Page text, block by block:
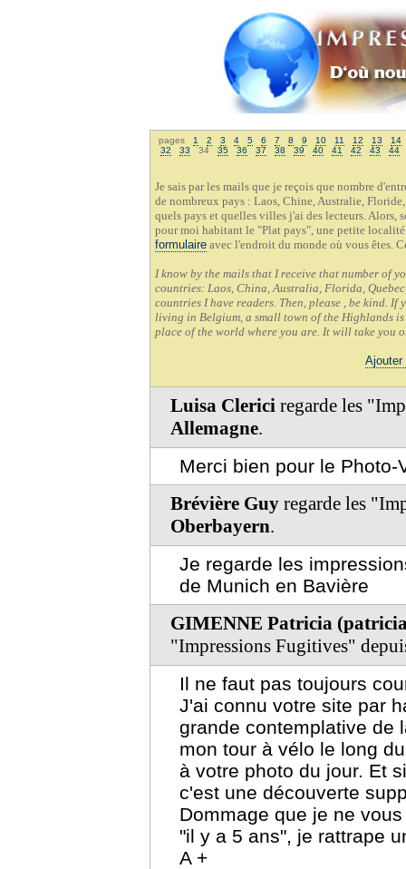
pages 1 2 3 4 5 6 7 8 9 10 11 12 13
14
32
33 34 35 36 37 38 39 40 41 42 43 44
Je sais par les mails que je reçois que nombre
de nombreux pays : Laos, Chine, Australie,
quels pays et quelles villes j'ai des lecteurs. Alors,
pour moi habitant le "Plat pays", une petite
formulaire avec l'endroit du monde où vous êtes.
I know by the mails that I receive that number of
countries: Laos, China, Australia, Florida,
countries I have readers. Then, please , be kind.
living in Belgium, a small town of the Highlands
place of the world where you are. It will take you
Ajouter
Luisa Clerici regarde les
Allemagne.
Merci bien pour le
Brévière Guy regarde les
Oberbayern.
Je regarde les
de Munich en Bavière
GIMENNE Patricia
"Impressions Fugitives"
Il ne faut pas toujours
J'ai connu votre site par
grande contemplative de
mon tour à vélo le long
à votre photo du jour. Et
c'est une découverte
Dommage que je ne
"il y a 5 ans", je rattrape
A +